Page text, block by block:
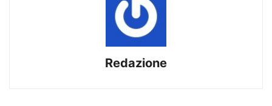
Redazione